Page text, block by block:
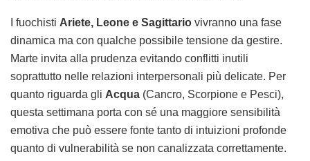
I fuochisti Ariete, Leone e Sagittario vivranno una fase
dinamica ma con qualche possibile tensione da gestire.
Marte invita alla prudenza evitando conflitti inutili
soprattutto nelle relazioni interpersonali più delicate. Per
quanto riguarda gli Acqua (Cancro, Scorpione e Pesci),
questa settimana porta con sé una maggiore sensibilità
emotiva che può essere fonte tanto di intuizioni profonde
quanto di vulnerabilità se non canalizzata correttamente.